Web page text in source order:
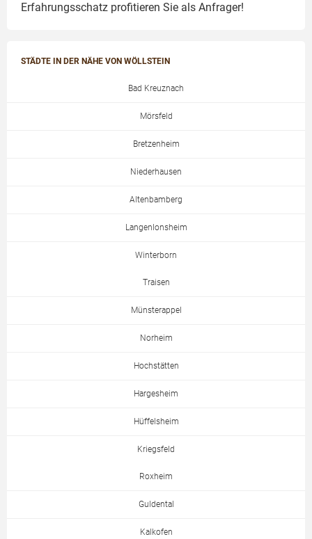
Erfahrungsschatz profitieren Sie als Anfrager!
STÄDTE IN DER NÄHE VON WÖLLSTEIN
Bad Kreuznach
Mörsfeld
Bretzenheim
Niederhausen
Altenbamberg
Langenlonsheim
Winterborn
Traisen
Münsterappel
Norheim
Hochstätten
Hargesheim
Hüffelsheim
Kriegsfeld
Roxheim
Guldental
Kalkofen